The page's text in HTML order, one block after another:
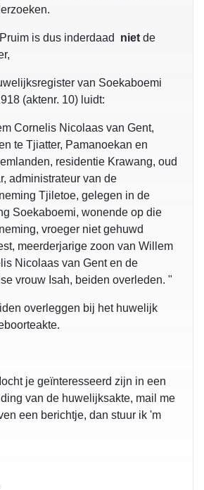
is dus inderdaad niet de
van Soekaboemi
(aktenr. 10) luidt:
Cornelis Nicolaas van Gent,
te Tjiatter, Pamanoekan en
residentie Krawang, oud
administrateur van de
Tjiletoe, gelegen in de
Soekaboemi, wonende op die
vroeger niet gehuwd
meerderjarige zoon van Willem
Nicolaas van Gent en de
vrouw Isah, beiden overleden. "
overleggen bij het huwelijk
je geïnteresseerd zijn in een
van de huwelijksakte, mail me
een berichtje, dan stuur ik 'm